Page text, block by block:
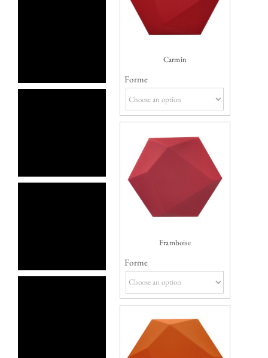
Carmin
Forme
Framboise
Forme